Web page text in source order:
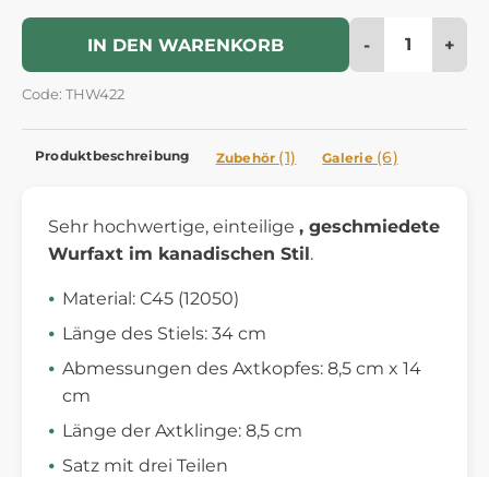
IN DEN WARENKORB - +
Code: THW422
Produktbeschreibung Zubehör (1) Galerie (6)
Sehr hochwertige, einteilige , geschmiedete
Wurfaxt im kanadischen Stil.
Material: C45 (12050)
Länge des Stiels: 34 cm
Abmessungen des Axtkopfes: 8,5 cm x 14
cm
Länge der Axtklinge: 8,5 cm
Satz mit drei Teilen